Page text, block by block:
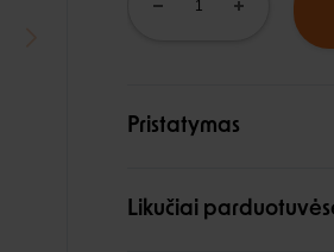
Pristatymas
Likučiai